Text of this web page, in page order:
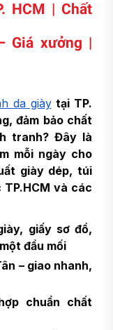
HCM | Chất
Giá xưởng |
da giày tại TP.
đảm bảo chất
tranh? Đây là
mỗi ngày cho
giày dép, túi
và các
giấy sơ đồ,
đầu mối
– giao nhanh,
chuẩn chất